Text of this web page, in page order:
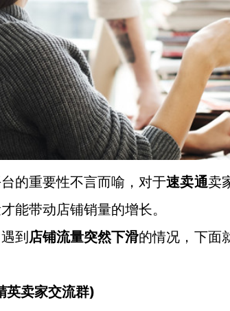
的重要性不言而喻，对于速卖通卖
能带动店铺销量的增长。
到 店铺流量突然下滑的情况，下面
英卖家交流群)